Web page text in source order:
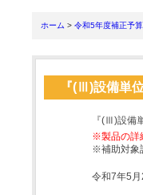
ホーム > 令和5年度補正予
『(Ⅲ)設備単
『(Ⅲ)設備
※製品の詳
※補助対象
令和7年5